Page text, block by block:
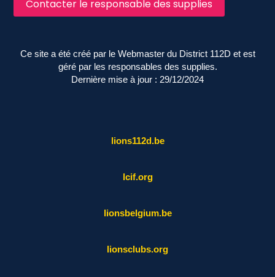
Contacter le responsable des supplies
Ce site a été créé par le Webmaster du District 112D et est
géré par les responsables des supplies.
Dernière mise à jour : 29/12/2024
lions112d.be
lcif.org
lionsbelgium.be
lionsclubs.org